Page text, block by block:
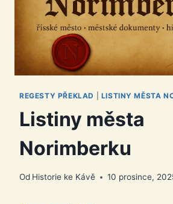
REGESTY PŘEKLAD LISTINY MĚSTA
Listiny města
Norimberku
Od Historie ke Kávě 10 prosince,